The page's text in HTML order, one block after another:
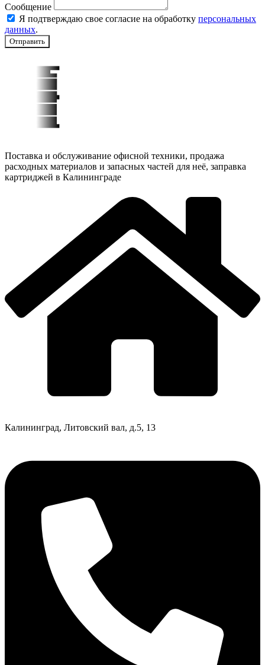
Сообщение
Я подтверждаю свое согласие на обработку персональных
данных.
Отправить
Поставка и обслуживание офисной техники, продажа
расходных материалов и запасных частей для неё, заправка
картриджей в Калининграде
Калининград, Литовский вал, д.5, 13